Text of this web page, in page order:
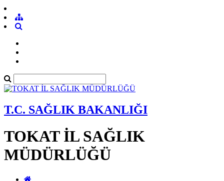
T.C. SAĞLIK BAKANLIĞI
TOKAT İL SAĞLIK
MÜDÜRLÜĞÜ